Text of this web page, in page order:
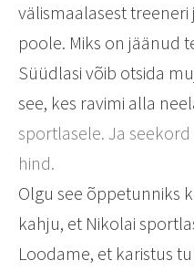
välismaalasest
poole. Miks on jäänud
Süüdlasi võib otsida
see, kes ravimi alla
sportlasele. Ja
hind.
Olgu see õppetunniks
kahju, et Nikolai
Loodame, et karistus